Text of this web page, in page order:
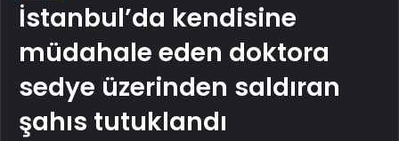
İstanbul’da kendisine
müdahale eden doktora
sedye üzerinden saldıran
şahıs tutuklandı